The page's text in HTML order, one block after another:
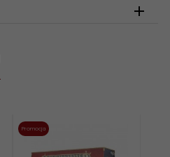
Promocja